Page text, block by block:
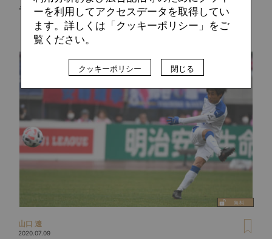
ラダイゼーションとポジショナルカレー
山口 遼
2020.07.09
ーを利用してアクセスデータを取得してい
ます。詳しくは「クッキーポリシー」をご
覧ください。
クッキーポリシー 閉じる